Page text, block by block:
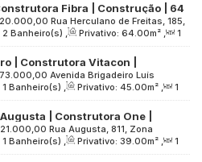
Fibra | Construção | 64
| 01 vaga
Rua Herculano de Freitas, 185,
Bela Vista, São Paulo, São Paulo,
2 Banheiro(s) , Privativo: 64.00m² ,
1
, 1 Vaga(s) , Útil: 64.00m² ,
Terreno:
| Construtora Vitacon |
| 02 dormitórios | com
Avenida Brigadeiro Luís
01317-001, Bela Vista, São Paulo, São
1 Banheiro(s) , Privativo: 45.00m² ,
1
m² , Terreno: 3520.00m²
| Construtora One |
| 02 dormitórios | com
Rua Augusta, 811, Zona
São Paulo, São Paulo, Brasil
1 Banheiro(s) , Privativo: 39.00m² ,
1
m² , Terreno: 1815.00m²